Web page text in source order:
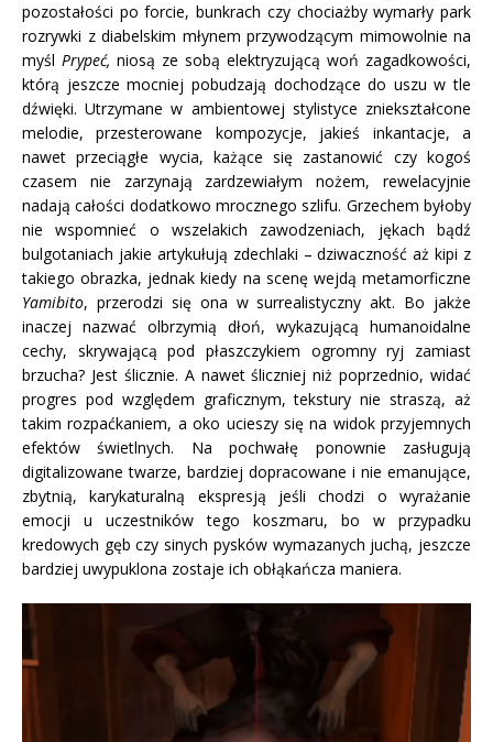
pozostałości po forcie, bunkrach czy chociażby wymarły park
rozrywki z diabelskim młynem przywodzącym mimowolnie na
myśl Prypeć, niosą ze sobą elektryzującą woń zagadkowości,
którą jeszcze mocniej pobudzają dochodzące do uszu w tle
dźwięki. Utrzymane w ambientowej stylistyce zniekształcone
melodie, przesterowane kompozycje, jakieś inkantacje, a
nawet przeciągłe wycia, każące się zastanowić czy kogoś
czasem nie zarzynają zardzewiałym nożem, rewelacyjnie
nadają całości dodatkowo mrocznego szlifu. Grzechem byłoby
nie wspomnieć o wszelakich zawodzeniach, jękach bądź
bulgotaniach jakie artykułują zdechlaki – dziwaczność aż kipi z
takiego obrazka, jednak kiedy na scenę wejdą metamorficzne
Yamibito, przerodzi się ona w surrealistyczny akt. Bo jakże
inaczej nazwać olbrzymią dłoń, wykazującą humanoidalne
cechy, skrywającą pod płaszczykiem ogromny ryj zamiast
brzucha? Jest ślicznie. A nawet śliczniej niż poprzednio, widać
progres pod względem graficznym, tekstury nie straszą, aż
takim rozpaćkaniem, a oko ucieszy się na widok przyjemnych
efektów świetlnych. Na pochwałę ponownie zasługują
digitalizowane twarze, bardziej dopracowane i nie emanujące,
zbytnią, karykaturalną ekspresją jeśli chodzi o wyrażanie
emocji u uczestników tego koszmaru, bo w przypadku
kredowych gęb czy sinych pysków wymazanych juchą, jeszcze
bardziej uwypuklona zostaje ich obłąkańcza maniera.